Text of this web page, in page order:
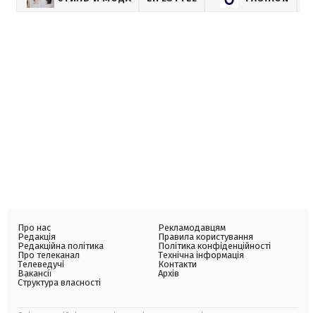
Про нас
Редакція
Редакційна політика
Про телеканал
Телеведучі
Вакансії
Структура власності
Рекламодавцям
Правила користування
Політика конфіденційності
Технічна інформація
Контакти
Архів